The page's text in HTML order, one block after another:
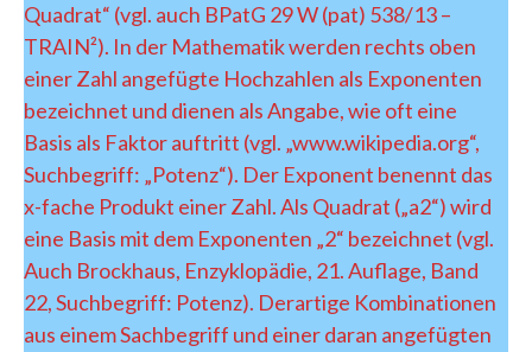
Quadrat“ (vgl. auch BPatG 29 W (pat) 538/13 –
TRAIN²). In der Mathematik werden rechts oben
einer Zahl angefügte Hochzahlen als Exponenten
bezeichnet und dienen als Angabe, wie oft eine
Basis als Faktor auftritt (vgl. „www.wikipedia.org“,
Suchbegriff: „Potenz“). Der Exponent benennt das
x-fache Produkt einer Zahl. Als Quadrat („a2“) wird
eine Basis mit dem Exponenten „2“ bezeichnet (vgl.
Auch Brockhaus, Enzyklopädie, 21. Auflage, Band
22, Suchbegriff: Potenz). Derartige Kombinationen
aus einem Sachbegriff und einer daran angefügten